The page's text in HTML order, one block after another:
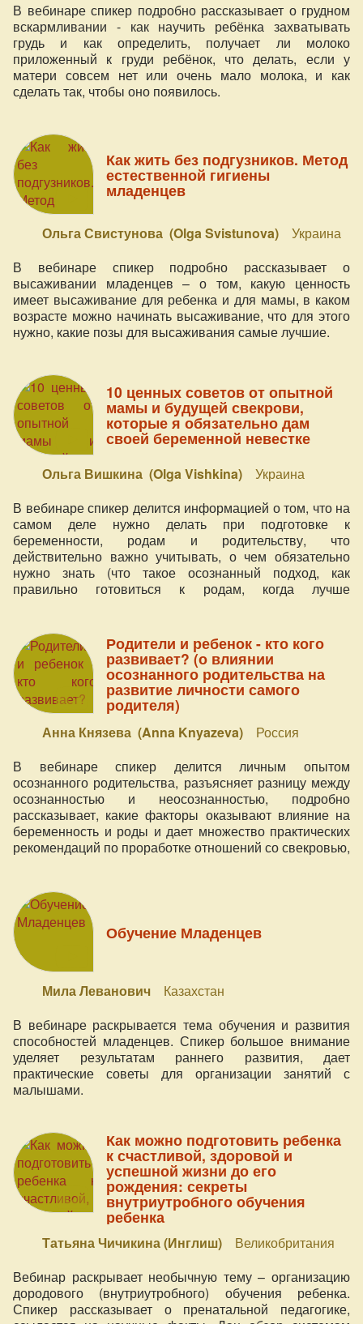
В вебинаре спикер подробно рассказывает о грудном
вскармливании - как научить ребёнка захватывать
грудь и как определить, получает ли молоко
приложенный к груди ребёнок, что делать, если у
матери совсем нет или очень мало молока, и как
сделать так, чтобы оно появилось.
Как жить без подгузников. Метод
естественной гигиены
младенцев
Ольга Свистунова (Olga Svistunova)
Украина
В вебинаре спикер подробно рассказывает о
высаживании младенцев – о том, какую ценность
имеет высаживание для ребенка и для мамы, в каком
возрасте можно начинать высаживание, что для этого
нужно, какие позы для высаживания самые лучшие.
10 ценных советов от опытной
мамы и будущей свекрови,
которые я обязательно дам
своей беременной невестке
Ольга Вишкина (Olga Vishkina)
Украина
В вебинаре спикер делится информацией о том, что на
самом деле нужно делать при подготовке к
беременности, родам и родительству, что
действительно важно учитывать, о чем обязательно
нужно знать (что такое осознанный подход, как
правильно готовиться к родам, когда лучше
Родители и ребенок - кто кого
развивает? (о влиянии
осознанного родительства на
развитие личности самого
родителя)
Анна Князева (Anna Knyazeva)
Россия
В вебинаре спикер делится личным опытом
осознанного родительства, разъясняет разницу между
осознанностью и неосознанностью, подробно
рассказывает, какие факторы оказывают влияние на
беременность и роды и дает множество практических
рекомендаций по проработке отношений со свекровью,
Обучение Младенцев
Мила Леванович
Казахстан
В вебинаре раскрывается тема обучения и развития
способностей младенцев. Спикер большое внимание
уделяет результатам раннего развития, дает
практические советы для организации занятий с
малышами.
Как можно подготовить ребенка
к счастливой, здоровой и
успешной жизни до его
рождения: секреты
внутриутробного обучения
ребенка
Татьяна Чичикина (Инглиш)
Великобритания
Вебинар раскрывает необычную тему – организацию
дородового (внутриутробного) обучения ребенка.
Спикер рассказывает о пренатальной педагогике,